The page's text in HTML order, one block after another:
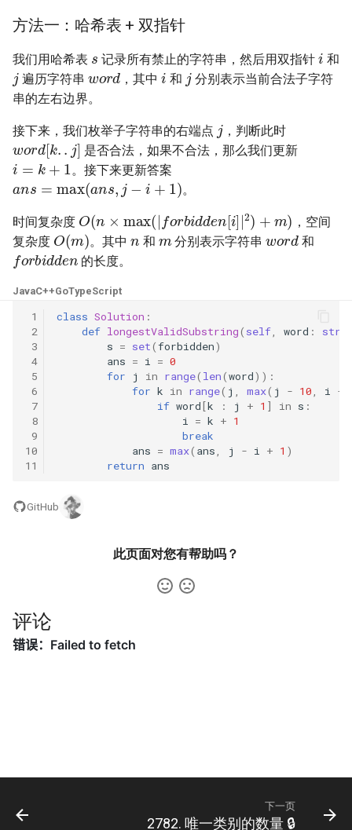
26. 树的子结构
28. 对称的二叉树
29. 顺时针打印矩阵
30. 包含 min 函数的栈
31. 栈的压入、弹出序列
32.1. 从上到下打印二叉树
32.2. 从上到下打印二叉树 II
32.3. 从上到下打印二叉树 III
33. 二叉搜索树的后序遍历序
径
36. 二叉搜索树与双向链表
37. 序列化二叉树
点
22. 链表中环的入口节点
23. 两个链表的第一个重合节
点
24. 反转链表
25. 链表中的两数相加
26. 重排链表
27. 回文链表
28. 展平多级双向链表
29. 排序的循环链表
30. 插入、删除和随机访问都
是 O(1) 的容器
32. 有效的变位词
35. 最小时间差
3.6. 动物收容所
4.1. 节点间通路
4.2. 最小高度树
4.3. 特定深度节点链表
4.4. 检查平衡性
4.5. 合法二叉搜索树
4.6. 后继者
4.8. 首个共同祖先
4.9. 二叉搜索树序列
4.10. 检查子树
4.12. 求和路径
5.1. 插入
5.3. 翻转数位
5.7. 配对交换
方法一：哈希表 + 双指针
我们用哈希表 记录所有禁止的字符串，然后用双指针 和
j
遍历字符串
w ord
，其中
i
和
j
分别表示当前合法子字符
串的左右边界。
接下来，我们枚举子字符串的右端点 ，判断此时
w o rd[ k..j]
是否合法，如果不合法，那么我们更新
i=k+1
。接下来更新答案
a n s= max(a ns,j−i+1)
。
时间复杂度 O( (| fo rb id en[i] 2 m )
，空间
复杂度
O(m)
。其中
n
和
m
分别表示字符串
wor d
和
forbi dden
的长度。
JavaC++GoTypeScript
1
2
3
4
5
6
7
8
9
10
11
class Solution :
def longestValidSubstring( self, word : str
s = set(forbidden)
ans = i = 0
for
j in range( len(word)):
for k in range( j , max( j - 10, i -
if word[k : j + 1 ] in s :
i = k + 1
break
ans = max( ans, j - i + 1 )
return ans
GitHub
此页面对您有帮助吗？
评论
下一页
2782. 唯一类别的数量 🔒